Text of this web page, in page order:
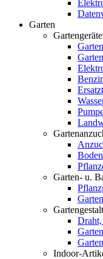
Garten
Gartengeräte
Garten- u.
Indoor-